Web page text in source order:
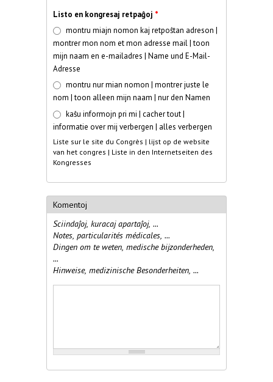
Listo en kongresaj retpaĝoj *
montru miajn nomon kaj retpoŝtan adreson |
montrer mon nom et mon adresse mail | toon
mijn naam en e-mailadres | Name und E-Mail-
Adresse
montru nur mian nomon | montrer juste le
nom | toon alleen mijn naam | nur den Namen
kaŝu informojn pri mi | cacher tout |
informatie over mij verbergen | alles verbergen
Liste sur le site du Congrès | lijst op de website
van het congres | Liste in den Internetseiten des
Kongresses
Komentoj
Sciindaĵoj, kuracaj apartaĵoj, ...
Notes, particularités médicales, ...
Dingen om te weten, medische bijzonderheden,
...
Hinweise, medizinische Besonderheiten, ...